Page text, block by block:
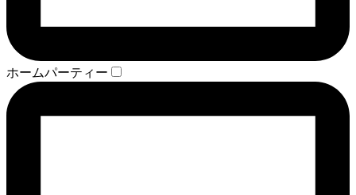
ホームパーティー